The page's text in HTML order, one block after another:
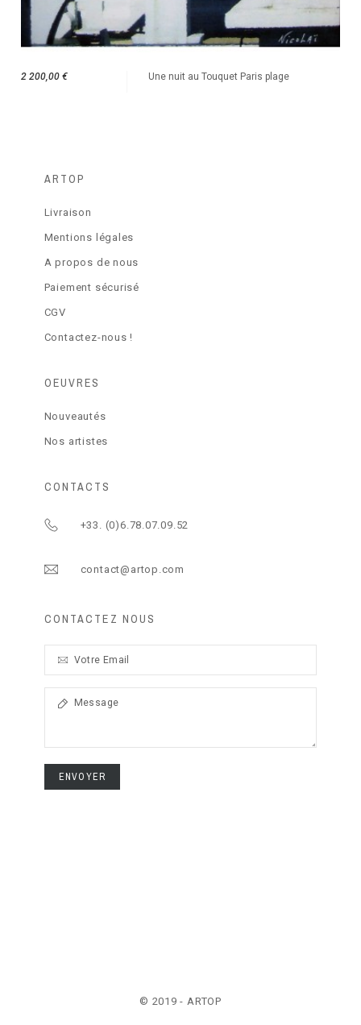
Une nuit au Touquet Paris plage
2 200,00 €
ARTOP
Livraison
Mentions légales
A propos de nous
Paiement sécurisé
CGV
Contactez-nous !
OEUVRES
Nouveautés
Nos artistes
CONTACTS
+33. (0)6.78.07.09.52
contact@artop.com
CONTACTEZ NOUS
ENVOYER
© 2019 - ARTOP